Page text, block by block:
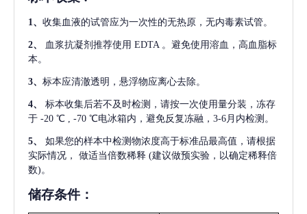
1 、 收集血液的试管应为一次性的无热原，无内毒素试管。
2、 血浆抗凝剂推荐使用 EDTA 。避免使用溶血，高血脂标
本。
3、 标本应清澈透明，悬浮物应离心去除。
4、
标本收集后若不及时检测，请按一次使用量分装，冻存
于 -20 ℃ , -70 ℃电冰箱内，避免反复冻融，3-6月内检测。
5、
如果您的样本中检测物浓度高于标准品最高值，请根据
实际情况，
做适当倍数稀释 (建议做预实验，以确定稀释倍
数)。
储存条件：